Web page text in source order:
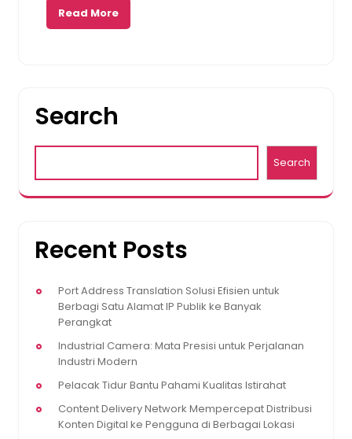
Read More
Search
Search
Recent Posts
Port Address Translation Solusi Efisien untuk
Berbagi Satu Alamat IP Publik ke Banyak
Perangkat
Industrial Camera: Mata Presisi untuk Perjalanan
Industri Modern
Pelacak Tidur Bantu Pahami Kualitas Istirahat
Content Delivery Network Mempercepat Distribusi
Konten Digital ke Pengguna di Berbagai Lokasi